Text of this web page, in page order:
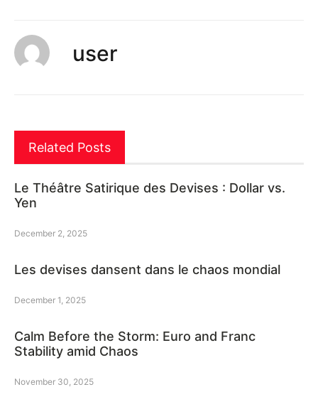
user
Related Posts
Le Théâtre Satirique des Devises : Dollar vs.
Yen
December 2, 2025
Les devises dansent dans le chaos mondial
December 1, 2025
Calm Before the Storm: Euro and Franc
Stability amid Chaos
November 30, 2025